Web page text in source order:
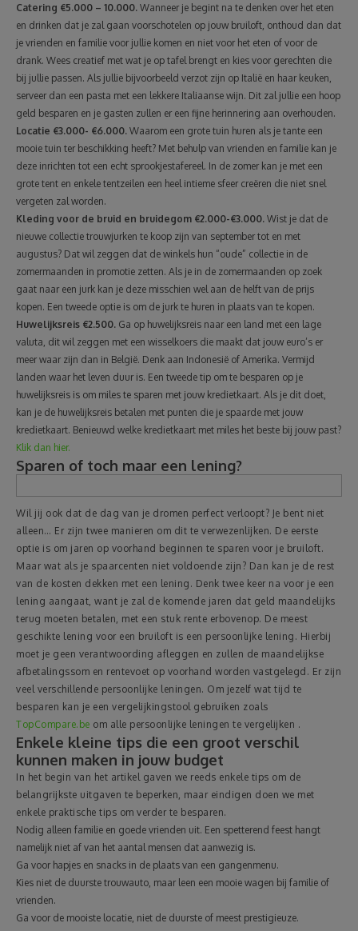
Catering €5.000 – 10.000. Wanneer je begint na te denken over het eten
en drinken dat je zal gaan voorschotelen op jouw bruiloft, onthoud dan dat
je vrienden en familie voor jullie komen en niet voor het eten of voor de
drank. Wees creatief met wat je op tafel brengt en kies voor gerechten die
bij jullie passen. Als jullie bijvoorbeeld verzot zijn op Italië en haar keuken,
serveer dan een pasta met een lekkere Italiaanse wijn. Dit zal jullie een hoop
geld besparen en je gasten zullen er een fijne herinnering aan overhouden.
Locatie €3.000- €6.000. Waarom een grote tuin huren als je tante een
mooie tuin ter beschikking heeft? Met behulp van vrienden en familie kan je
deze inrichten tot een echt sprookjestafereel. In de zomer kan je met een
grote tent en enkele tentzeilen een heel intieme sfeer creëren die niet snel
vergeten zal worden.
Kleding voor de bruid en bruidegom €2.000-€3.000. Wist je dat de
nieuwe collectie trouwjurken te koop zijn van september tot en met
augustus? Dat wil zeggen dat de winkels hun “oude” collectie in de
zomermaanden in promotie zetten. Als je in de zomermaanden op zoek
gaat naar een jurk kan je deze misschien wel aan de helft van de prijs
kopen. Een tweede optie is om de jurk te huren in plaats van te kopen.
Huwelijksreis €2.500. Ga op huwelijksreis naar een land met een lage
valuta, dit wil zeggen met een wisselkoers die maakt dat jouw euro’s er
meer waar zijn dan in België. Denk aan Indonesië of Amerika. Vermijd
landen waar het leven duur is. Een tweede tip om te besparen op je
huwelijksreis is om miles te sparen met jouw kredietkaart. Als je dit doet,
kan je de huwelijksreis betalen met punten die je spaarde met jouw
kredietkaart. Benieuwd welke kredietkaart met miles het beste bij jouw past?
Klik dan hier.
Sparen of toch maar een lening?
Wil jij ook dat de dag van je dromen perfect verloopt? Je bent niet
alleen… Er zijn twee manieren om dit te verwezenlijken. De eerste
optie is om jaren op voorhand beginnen te sparen voor je bruiloft.
Maar wat als je spaarcenten niet voldoende zijn? Dan kan je de rest
van de kosten dekken met een lening. Denk twee keer na voor je een
lening aangaat, want je zal de komende jaren dat geld maandelijks
terug moeten betalen, met een stuk rente erbovenop. De meest
geschikte lening voor een bruiloft is een persoonlijke lening. Hierbij
moet je geen verantwoording afleggen en zullen de maandelijkse
afbetalingssom en rentevoet op voorhand worden vastgelegd. Er zijn
veel verschillende persoonlijke leningen. Om jezelf wat tijd te
besparen kan je een vergelijkingstool gebruiken zoals
TopCompare.be om alle persoonlijke leningen te vergelijken .
Enkele kleine tips die een groot verschil
kunnen maken in jouw budget
In het begin van het artikel gaven we reeds enkele tips om de
belangrijkste uitgaven te beperken, maar eindigen doen we met
enkele praktische tips om verder te besparen.
Nodig alleen familie en goede vrienden uit. Een spetterend feest hangt
namelijk niet af van het aantal mensen dat aanwezig is.
Ga voor hapjes en snacks in de plaats van een gangenmenu.
Kies niet de duurste trouwauto, maar leen een mooie wagen bij familie of
vrienden.
Ga voor de mooiste locatie, niet de duurste of meest prestigieuze.